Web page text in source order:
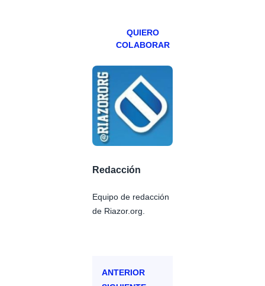
QUIERO
COLABORAR
Redacción
Equipo de redacción
de Riazor.org.
ANTERIOR